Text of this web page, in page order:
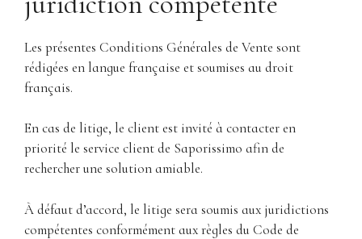
Les présentes Conditions Générales de Vente sont
rédigées en langue française et soumises au droit
français.
En cas de litige, le client est invité à contacter en
priorité le service client de Saporissimo afin de
rechercher une solution amiable.
À défaut d’accord, le litige sera soumis aux juridictions
compétentes conformément aux règles du Code de